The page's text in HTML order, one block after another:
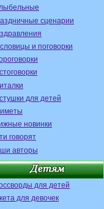
сценарии
и поговорки
для детей
новинки
говорят
авторы
для детей
для девочек